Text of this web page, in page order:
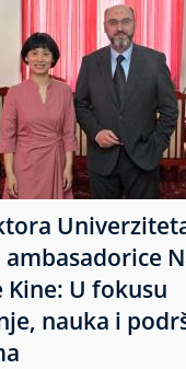
ambasadorice
Kine: U fokusu
nauka i